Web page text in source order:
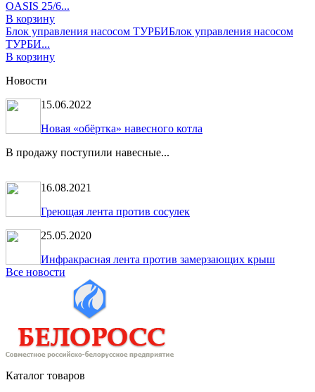
OASIS 25/6...
В корзину
Блок управления насосом ТУРБИБлок управления насосом
ТУРБИ...
В корзину
Новости
15.06.2022
Новая «обёртка» навесного котла
В продажу поступили навесные...
16.08.2021
Греющая лента против сосулек
25.05.2020
Инфракрасная лента против замерзающих крыш
Все новости
Каталог товаров